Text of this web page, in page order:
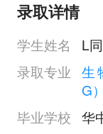
录取详情
学生姓名
L
录取专业 生
G）
毕业学校 华